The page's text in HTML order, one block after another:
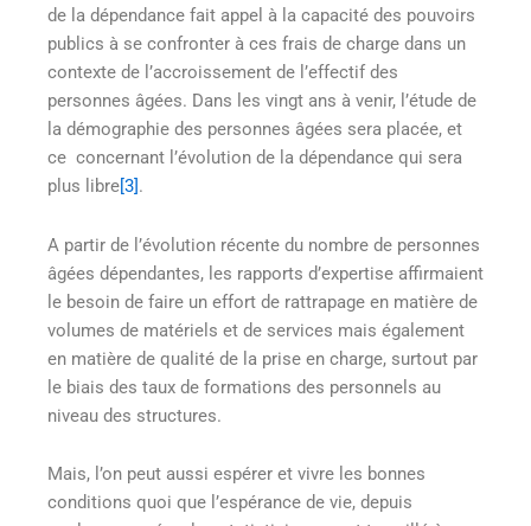
de la dépendance fait appel à la capacité des pouvoirs
publics à se confronter à ces frais de charge dans un
contexte de l’accroissement de l’effectif des
personnes âgées. Dans les vingt ans à venir, l’étude de
la démographie des personnes âgées sera placée, et
ce concernant l’évolution de la dépendance qui sera
plus libre [3] .
A partir de l’évolution récente du nombre de personnes
âgées dépendantes, les rapports d’expertise affirmaient
le besoin de faire un effort de rattrapage en matière de
volumes de matériels et de services mais également
en matière de qualité de la prise en charge, surtout par
le biais des taux de formations des personnels au
niveau des structures.
Mais, l’on peut aussi espérer et vivre les bonnes
conditions quoi que l’espérance de vie, depuis